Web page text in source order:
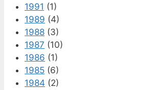
1991 (1)
1989 (4)
1988 (3)
1987 (10)
1986 (1)
1985 (6)
1984 (2)